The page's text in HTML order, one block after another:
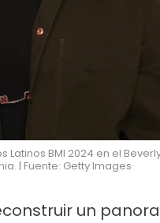
BMI 2024 en el
| Fuente: Getty Images
un